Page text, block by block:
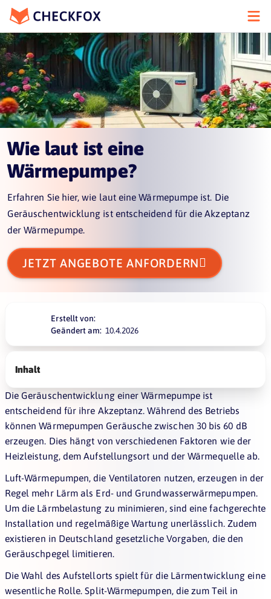
Wie laut ist eine
Wärmepumpe?
Erfahren Sie hier, wie laut eine Wärmepumpe ist. Die
Geräuschentwicklung ist entscheidend für die Akzeptanz
der Wärmepumpe.
JETZT ANGEBOTE ANFORDERN
Erstellt von:
Geändert am: 10.4.2026
Inhalt
Die Geräuschentwicklung einer Wärmepumpe ist
entscheidend für ihre Akzeptanz. Während des Betriebs
können Wärmepumpen Geräusche zwischen 30 bis 60 dB
erzeugen. Dies hängt von verschiedenen Faktoren wie der
Heizleistung, dem Aufstellungsort und der Wärmequelle ab.
Luft-Wärmepumpen, die Ventilatoren nutzen, erzeugen in der
Regel mehr Lärm als Erd- und Grundwasserwärmepumpen.
Um die Lärmbelastung zu minimieren, sind eine fachgerechte
Installation und regelmäßige Wartung unerlässlich. Zudem
existieren in Deutschland gesetzliche Vorgaben, die den
Geräuschpegel limitieren.
Die Wahl des Aufstellorts spielt für die Lärmentwicklung eine
wesentliche Rolle. Split-Wärmepumpen, die zum Teil in